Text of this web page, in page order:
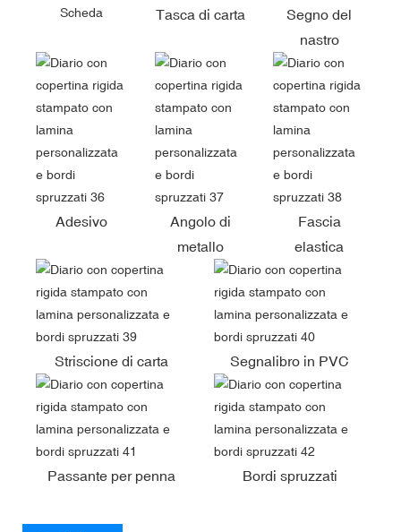
Scheda Tasca di carta
Segno del
nastro
Adesivo
Angolo di
metallo
Fascia
elastica
Striscione di carta Segnalibro in PVC
Passante per penna Bordi spruzzati